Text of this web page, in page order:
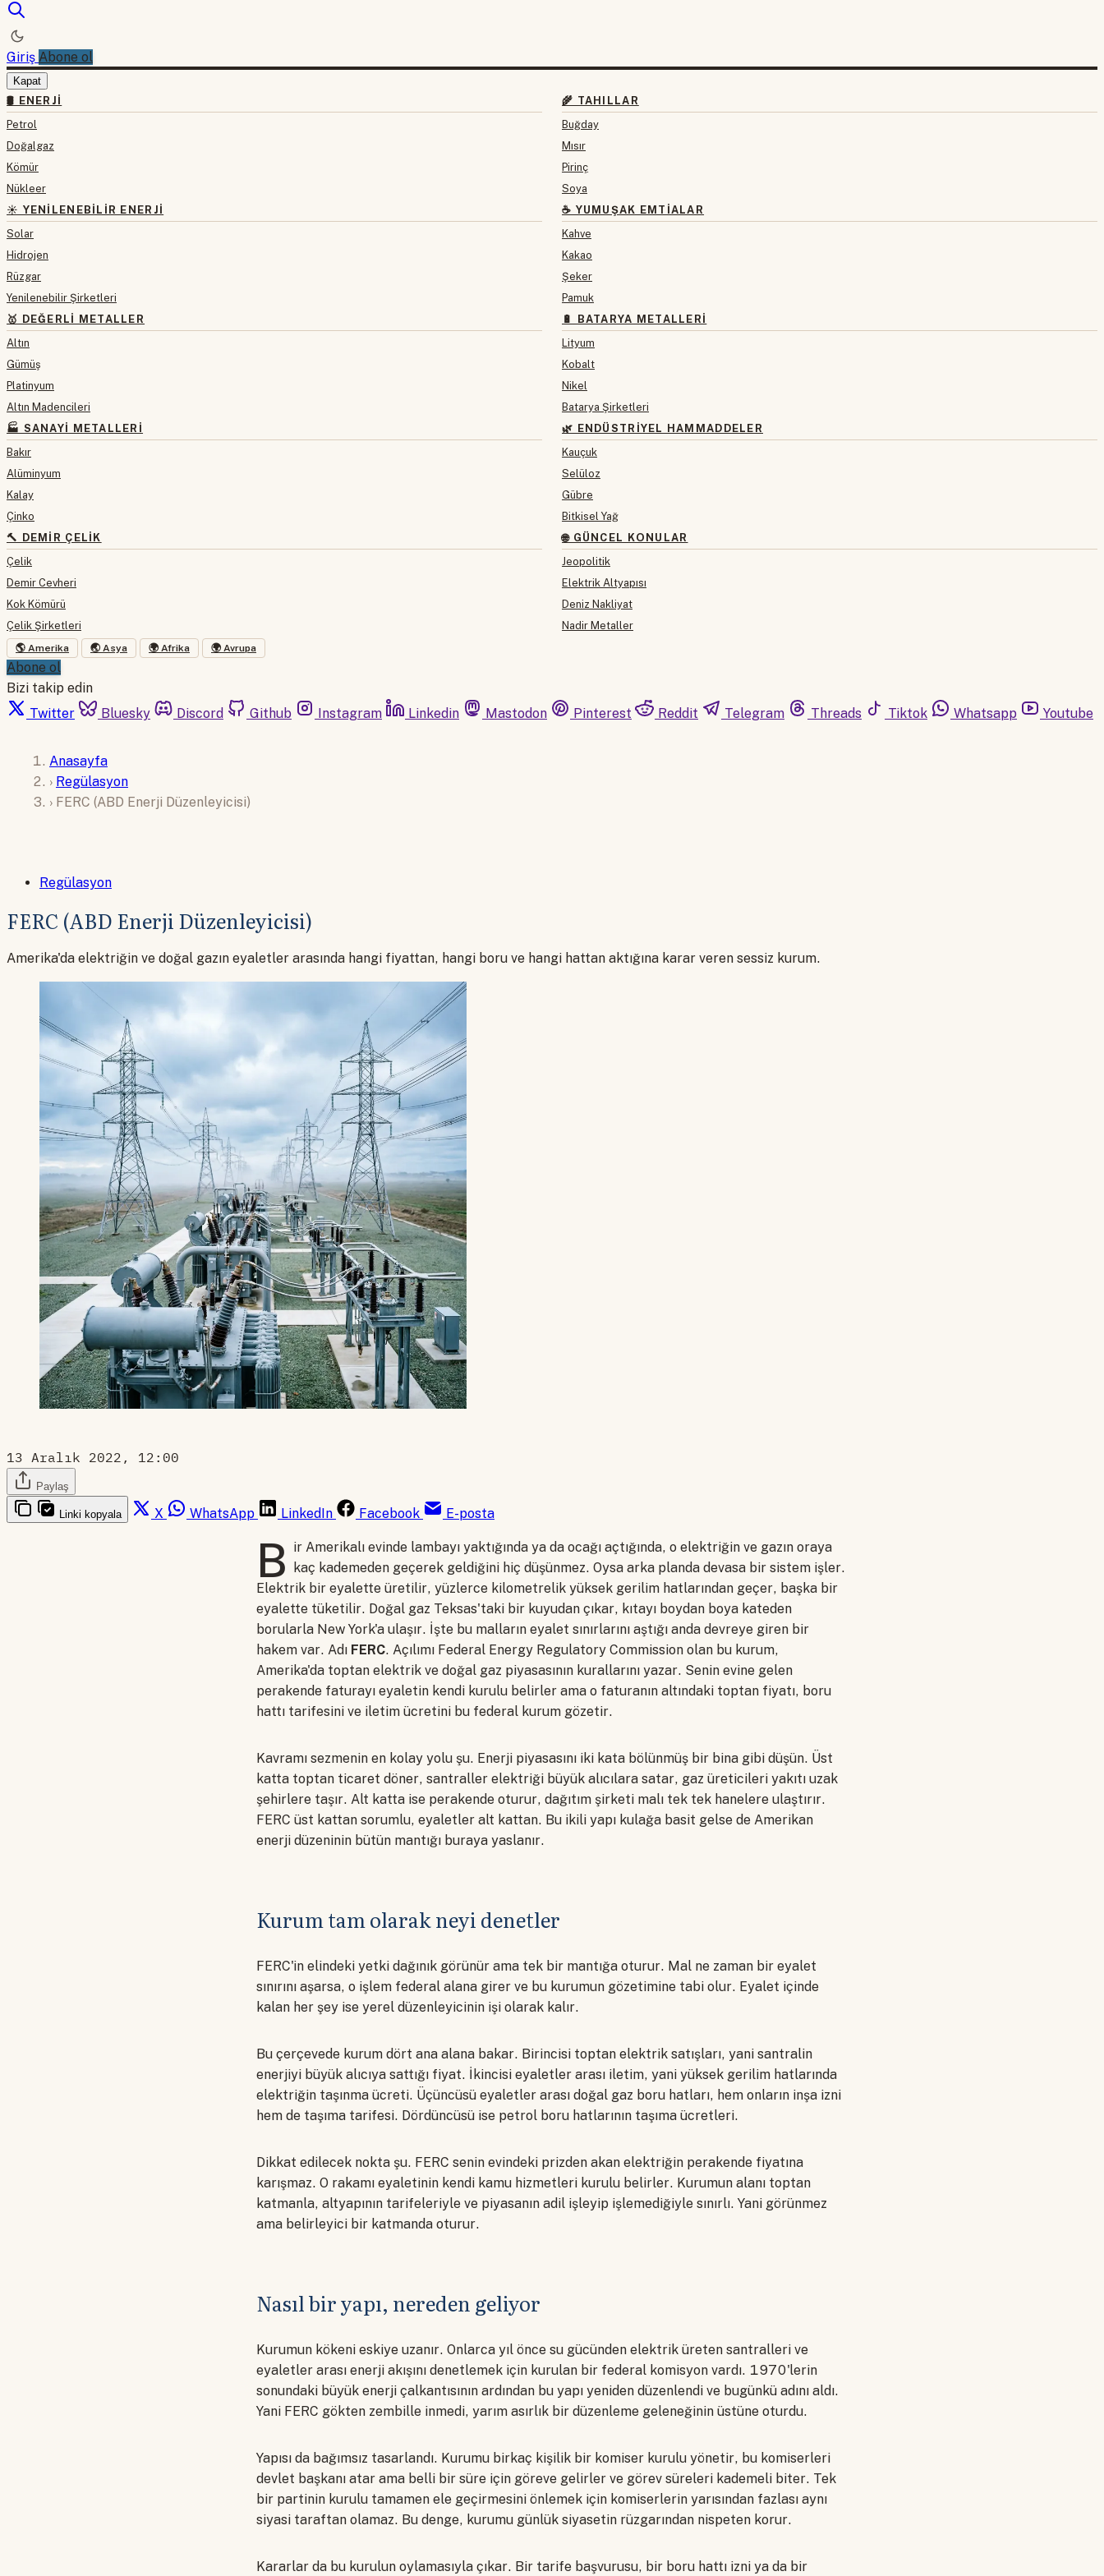
Giriş Abone ol
Kapat
🛢 ENERJI
Petrol
Doğalgaz
Kömür
Nükleer
☀️ YENILENEBILIR ENERJI
Solar
Hidrojen
Rüzgar
Yenilenebilir Şirketleri
🥇 DEĞERLI METALLER
Altın
Gümüş
Platinyum
Altın Madencileri
🏭 SANAYI METALLERI
Bakır
Alüminyum
Kalay
Çinko
🔨 DEMIR ÇELIK
Çelik
Demir Cevheri
Kok Kömürü
Çelik Şirketleri
🌾 TAHILLAR
Buğday
Mısır
Pirinç
Soya
☕ YUMUŞAK EMTIALAR
Kahve
Kakao
Şeker
Pamuk
🔋 BATARYA METALLERI
Lityum
Kobalt
Nikel
Batarya Şirketleri
🌿 ENDÜSTRIYEL HAMMADDELER
Kauçuk
Selüloz
Gübre
Bitkisel Yağ
🌐 GÜNCEL KONULAR
Jeopolitik
Elektrik Altyapısı
Deniz Nakliyat
Nadir Metaller
🌎 Amerika 🌏 Asya 🌍 Afrika 🌍 Avrupa
Abone ol
Bizi takip edin
Twitter
Bluesky Discord Github Instagram Linkedin Mastodon Pinterest Reddit Telegram Threads Tiktok Whatsapp Youtube
Anasayfa
› Regülasyon
› FERC (ABD Enerji Düzenleyicisi)
Regülasyon
FERC (ABD Enerji Düzenleyicisi)
Amerika'da elektriğin ve doğal gazın eyaletler arasında hangi fiyattan, hangi boru ve hangi hattan aktığına karar veren sessiz kurum.
13 Aralık 2022, 12:00
Paylaş
Linki kopyala X WhatsApp LinkedIn Facebook E-posta
B ir Amerikalı evinde lambayı yaktığında ya da ocağı açtığında, o elektriğin ve gazın oraya
kaç kademeden geçerek geldiğini hiç düşünmez. Oysa arka planda devasa bir sistem işler.
Elektrik bir eyalette üretilir, yüzlerce kilometrelik yüksek gerilim hatlarından geçer, başka bir
eyalette tüketilir. Doğal gaz Teksas'taki bir kuyudan çıkar, kıtayı boydan boya kateden
borularla New York'a ulaşır. İşte bu malların eyalet sınırlarını aştığı anda devreye giren bir
hakem var. Adı FERC. Açılımı Federal Energy Regulatory Commission olan bu kurum,
Amerika'da toptan elektrik ve doğal gaz piyasasının kurallarını yazar. Senin evine gelen
perakende faturayı eyaletin kendi kurulu belirler ama o faturanın altındaki toptan fiyatı, boru
hattı tarifesini ve iletim ücretini bu federal kurum gözetir.
Kavramı sezmenin en kolay yolu şu. Enerji piyasasını iki kata bölünmüş bir bina gibi düşün. Üst
katta toptan ticaret döner, santraller elektriği büyük alıcılara satar, gaz üreticileri yakıtı uzak
şehirlere taşır. Alt katta ise perakende oturur, dağıtım şirketi malı tek tek hanelere ulaştırır.
FERC üst kattan sorumlu, eyaletler alt kattan. Bu ikili yapı kulağa basit gelse de Amerikan
enerji düzeninin bütün mantığı buraya yaslanır.
Kurum tam olarak neyi denetler
FERC'in elindeki yetki dağınık görünür ama tek bir mantığa oturur. Mal ne zaman bir eyalet
sınırını aşarsa, o işlem federal alana girer ve bu kurumun gözetimine tabi olur. Eyalet içinde
kalan her şey ise yerel düzenleyicinin işi olarak kalır.
Bu çerçevede kurum dört ana alana bakar. Birincisi toptan elektrik satışları, yani santralin
enerjiyi büyük alıcıya sattığı fiyat. İkincisi eyaletler arası iletim, yani yüksek gerilim hatlarında
elektriğin taşınma ücreti. Üçüncüsü eyaletler arası doğal gaz boru hatları, hem onların inşa izni
hem de taşıma tarifesi. Dördüncüsü ise petrol boru hatlarının taşıma ücretleri.
Dikkat edilecek nokta şu. FERC senin evindeki prizden akan elektriğin perakende fiyatına
karışmaz. O rakamı eyaletinin kendi kamu hizmetleri kurulu belirler. Kurumun alanı toptan
katmanla, altyapının tarifeleriyle ve piyasanın adil işleyip işlemediğiyle sınırlı. Yani görünmez
ama belirleyici bir katmanda oturur.
Nasıl bir yapı, nereden geliyor
Kurumun kökeni eskiye uzanır. Onlarca yıl önce su gücünden elektrik üreten santralleri ve
eyaletler arası enerji akışını denetlemek için kurulan bir federal komisyon vardı. 1970'lerin
sonundaki büyük enerji çalkantısının ardından bu yapı yeniden düzenlendi ve bugünkü adını aldı.
Yani FERC gökten zembille inmedi, yarım asırlık bir düzenleme geleneğinin üstüne oturdu.
Yapısı da bağımsız tasarlandı. Kurumu birkaç kişilik bir komiser kurulu yönetir, bu komiserleri
devlet başkanı atar ama belli bir süre için göreve gelirler ve görev süreleri kademeli biter. Tek
bir partinin kurulu tamamen ele geçirmesini önlemek için komiserlerin yarısından fazlası aynı
siyasi taraftan olamaz. Bu denge, kurumu günlük siyasetin rüzgarından nispeten korur.
Kararlar da bu kurulun oylamasıyla çıkar. Bir tarife başvurusu, bir boru hattı izni ya da bir